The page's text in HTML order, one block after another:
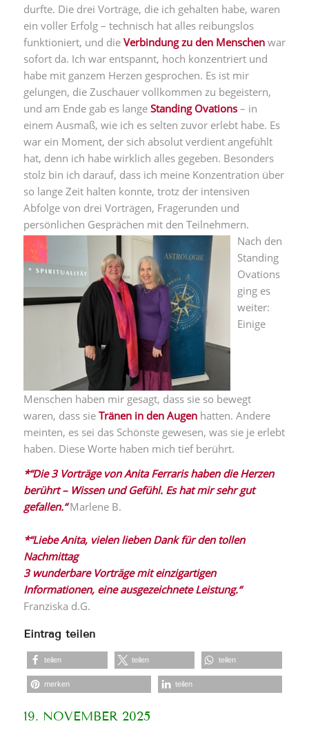
durfte. Die drei Vorträge, die ich gehalten habe, waren
ein voller Erfolg – technisch hat alles reibungslos
funktioniert, und die Verbindung zu den Menschenwar
sofort da. Ich war entspannt, hoch konzentriert und
habe mit ganzem Herzen gesprochen. Es ist mir
gelungen, die Zuschauer vollkommen zu begeistern,
und am Ende gab es lange Standing Ovations– in
einem Ausmaß, wie ich es selten zuvor erlebt habe. Es
war ein Moment, der sich absolut verdient angefühlt
hat, denn ich habe wirklich alles gegeben. Besonders
stolz bin ich darauf, dass ich meine Konzentration über
so lange Zeit halten konnte, trotz der intensiven
Abfolge von drei Vorträgen, Fragerunden und
persönlichen Gesprächen mit den Teilnehmern.
Nach den
Standing
Ovations
ging es
weiter:
Einige
Menschen haben mir gesagt, dass sie so bewegt
waren, dass sie Tränen in den Augenhatten. Andere
meinten, es sei das Schönste gewesen, was sie je erlebt
haben. Diese Worte haben mich tief berührt.
*“Die 3 Vorträge von Anita Ferraris haben die Herzen
berührt – Wissen und Gefühl. Es hat mir sehr gut
gefallen.“Marlene B.
*“Liebe Anita, vielen lieben Dank für den tollen
Nachmittag
3 wunderbare Vorträge mit einzigartigen
Informationen, eine ausgezeichnete Leistung.“
Franziska d.G.
Eintrag teilen
teilen teilen teilen
merken teilen
19. NOVEMBER 2025